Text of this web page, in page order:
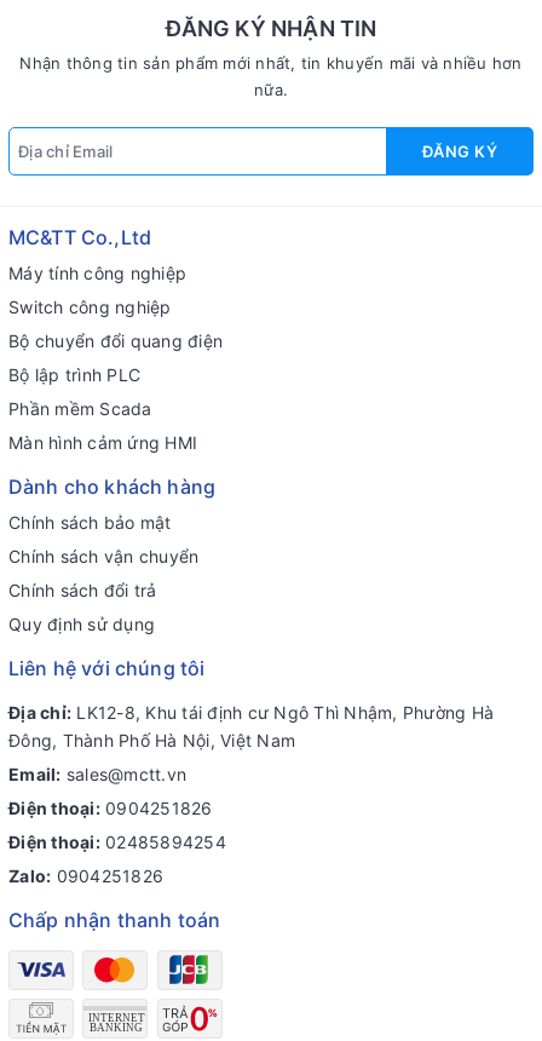
ĐĂNG KÝ NHẬN TIN
Nhận thông tin sản phẩm mới nhất, tin khuyến mãi và nhiều hơn
nữa.
ĐĂNG KÝ
MC&TT Co.,Ltd
Máy tính công nghiệp
Switch công nghiệp
Bộ chuyển đổi quang điện
Bộ lập trình PLC
Phần mềm Scada
Màn hình cảm ứng HMI
Dành cho khách hàng
Chính sách bảo mật
Chính sách vận chuyển
Chính sách đổi trả
Quy định sử dụng
Liên hệ với chúng tôi
Địa chỉ: LK12-8, Khu tái định cư Ngô Thì Nhậm, Phường Hà
Đông, Thành Phố Hà Nội, Việt Nam
Email: sales@mctt.vn
Điện thoại: 0904251826
Điện thoại: 02485894254
Zalo: 0904251826
Chấp nhận thanh toán